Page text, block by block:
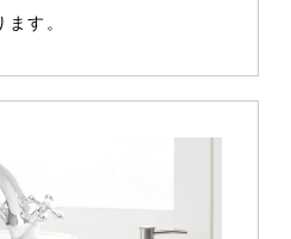
す。